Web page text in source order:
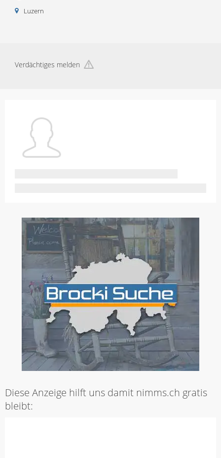
Luzern
Verdächtiges melden
Diese Anzeige hilft uns damit nimms.ch gratis
bleibt: